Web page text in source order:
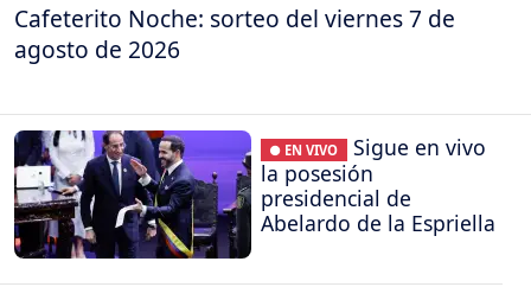
Cafeterito Noche: sorteo del viernes 7 de
agosto de 2026
● EN VIVO
Sigue en vivo
la posesión
presidencial de
Abelardo de la Espriella